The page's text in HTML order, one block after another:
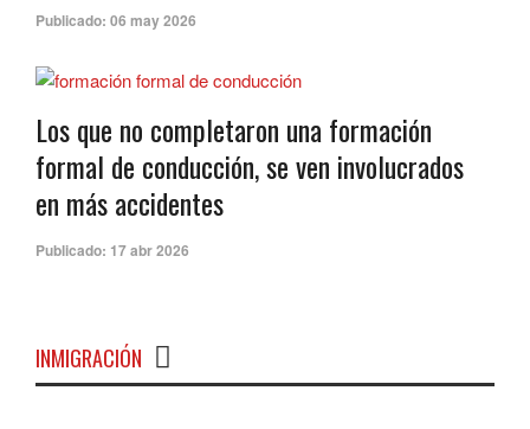
Publicado: 06 may 2026
Los que no completaron una formación
formal de conducción, se ven involucrados
en más accidentes
Publicado: 17 abr 2026
INMIGRACIÓN